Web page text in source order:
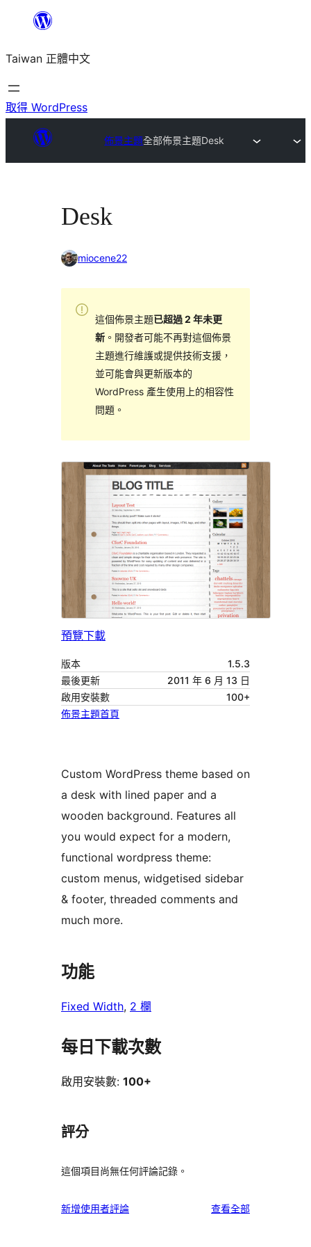
主
要
內
Taiwan 正體中文
取得 WordPress
佈景主題全部佈景主題Desk
Desk
miocene22
這個佈景主題已超過 2 年未更
新。開發者可能不再對這個佈景
主題進行維護或提供技術支援，
並可能會與更新版本的
WordPress 產生使用上的相容性
問題。
預覽下載
版本
1.5.3
最後更新
2011 年 6 月 13 日
啟用安裝數
100+
佈景主題首頁
Custom WordPress theme based on
a desk with lined paper and a
wooden background. Features all
you would expect for a modern,
functional wordpress theme:
custom menus, widgetised sidebar
& footer, threaded comments and
much more.
功能
Fixed Width, 2 欄
每日下載次數
啟用安裝數: 100+
評分
這個項目尚無任何評論記錄。
新增使用者評論 查看全部使